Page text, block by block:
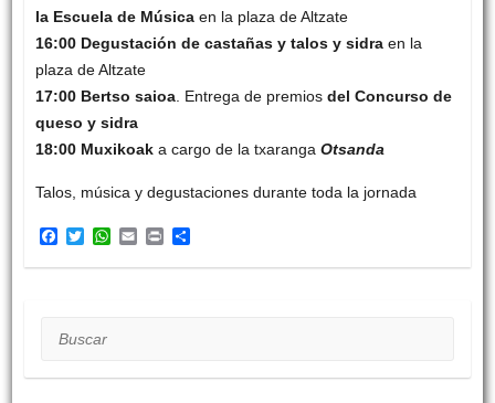
la Escuela de Músicaen la plaza de Altzate
16:00 Degustación de castañas y talos y sidraen la
plaza de Altzate
17:00 Bertso saioa. Entrega de premios del Concurso de
queso y sidra
18:00 Muxikoaka cargo de la txaranga Otsanda
Talos, música y degustaciones durante toda la jornada
F
c
o
T
i
r
W
a
E
a
P
i
C
m
r
Buscar